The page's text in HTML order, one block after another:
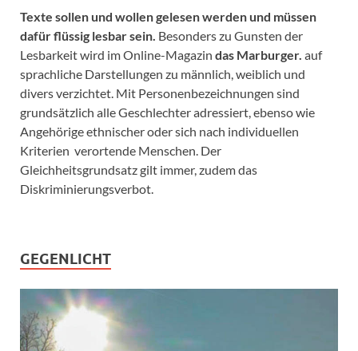
Texte sollen und wollen gelesen werden und müssen
dafür flüssig lesbar sein. Besonders zu Gunsten der
Lesbarkeit wird im Online-Magazin das Marburger. auf
sprachliche Darstellungen zu männlich, weiblich und
divers verzichtet. Mit Personenbezeichnungen sind
grundsätzlich alle Geschlechter adressiert, ebenso wie
Angehörige ethnischer oder sich nach individuellen
Kriterien verortende Menschen. Der
Gleichheitsgrundsatz gilt immer, zudem das
Diskriminierungsverbot.
GEGENLICHT